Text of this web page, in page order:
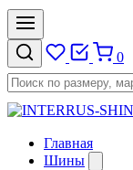
0
Главная
Шины